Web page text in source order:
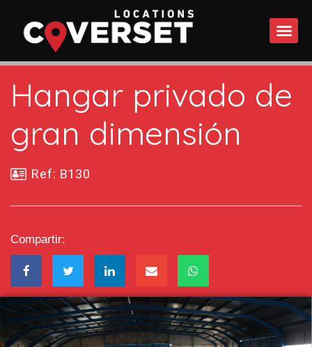
Hangar privado de
gran dimensión
Ref: B130
Compartir: